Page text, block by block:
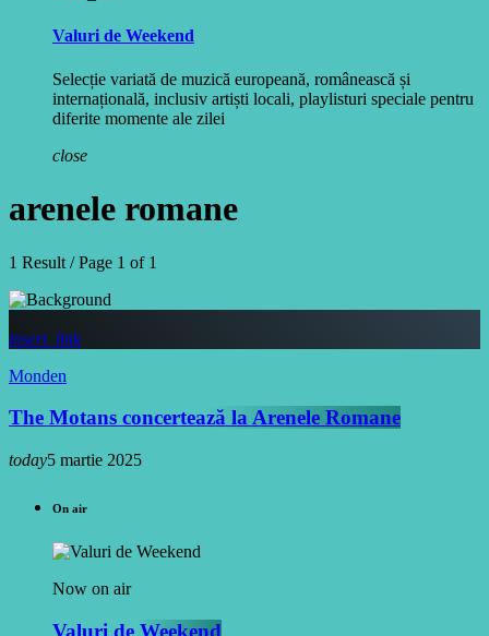
Valuri de Weekend
Selecție variată de muzică europeană, românească și
internațională, inclusiv artiști locali, playlisturi speciale pentru
diferite momente ale zilei
close
arenele romane
1 Result / Page 1 of 1
insert_link
Monden
The Motans concertează la Arenele Romane
today5 martie 2025
On air
Now on air
Valuri de Weekend